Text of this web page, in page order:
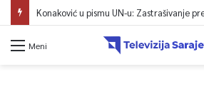
Konaković u pismu UN-u: Zastrašivanje
Meni